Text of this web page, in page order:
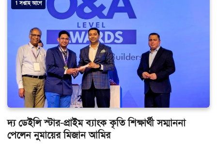
1 সপ্তাহ আগে
দ্য ডেইলি স্টার-প্রাইম ব্যাংক কৃতি শিক্ষার্থী সম্মাননা
পেলেন নুমায়ের মিজান আমির